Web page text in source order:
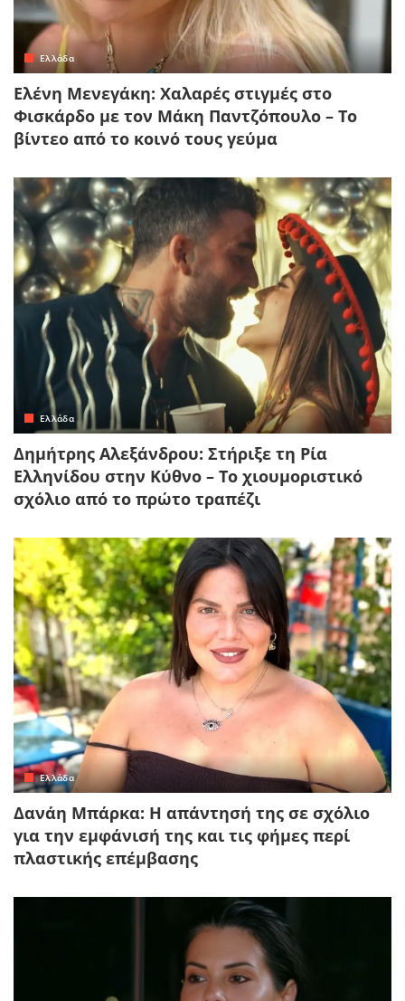
Ελλάδα
Ελένη Μενεγάκη: Χαλαρές στιγμές στο
Φισκάρδο με τον Μάκη Παντζόπουλο – Το
βίντεο από το κοινό τους γεύμα
Ελλάδα
Δημήτρης Αλεξάνδρου: Στήριξε τη Ρία
Ελληνίδου στην Κύθνο – Το χιουμοριστικό
σχόλιο από το πρώτο τραπέζι
Ελλάδα
Δανάη Μπάρκα: Η απάντησή της σε σχόλιο
για την εμφάνισή της και τις φήμες περί
πλαστικής επέμβασης